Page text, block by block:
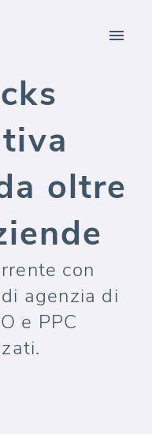
oltre
con
agenzia di
e PPC